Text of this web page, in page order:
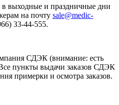
в выходные и праздничные дни
на почту sale@medic-
33-44-555.
СДЭК (внимание: есть
пункты выдачи заказов СДЭК
примерки и осмотра заказов.